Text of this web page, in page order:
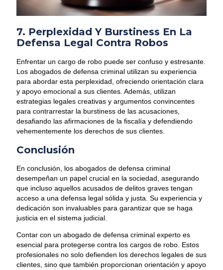
7. Perplexidad Y Burstiness En La
Defensa Legal Contra Robos
Enfrentar un cargo de robo puede ser confuso y estresante.
Los abogados de defensa criminal utilizan su experiencia
para abordar esta perplexidad, ofreciendo orientación clara
y apoyo emocional a sus clientes. Además, utilizan
estrategias legales creativas y argumentos convincentes
para contrarrestar la burstiness de las acusaciones,
desafiando las afirmaciones de la fiscalía y defendiendo
vehementemente los derechos de sus clientes.
Conclusión
En conclusión, los abogados de defensa criminal
desempeñan un papel crucial en la sociedad, asegurando
que incluso aquellos acusados de delitos graves tengan
acceso a una defensa legal sólida y justa. Su experiencia y
dedicación son invaluables para garantizar que se haga
justicia en el sistema judicial.
Contar con un abogado de defensa criminal experto es
esencial para protegerse contra los cargos de robo. Estos
profesionales no solo defienden los derechos legales de sus
clientes, sino que también proporcionan orientación y apoyo